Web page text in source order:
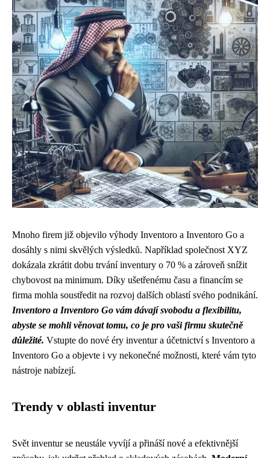
Mnoho firem již objevilo výhody Inventoro a Inventoro Go a
dosáhly s nimi skvělých výsledků. Například společnost XYZ
dokázala zkrátit dobu trvání inventury o 70 % a zároveň snížit
chybovost na minimum. Díky ušetřenému času a financím se
firma mohla soustředit na rozvoj dalších oblastí svého podnikání.
Inventoro a Inventoro Go vám dávají svobodu a flexibilitu,
abyste se mohli věnovat tomu, co je pro vaši firmu skutečně
důležité. Vstupte do nové éry inventur a účetnictví s Inventoro a
Inventoro Go a objevte i vy nekonečné možnosti, které vám tyto
nástroje nabízejí.
Trendy v oblasti inventur
Svět inventur se neustále vyvíjí a přináší nové a efektivnější